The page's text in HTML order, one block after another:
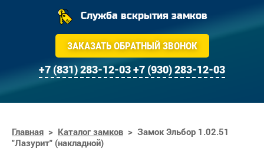
Главная > Каталог замков > Замок Эльбор 1.02.51
"Лазурит" (накладной)
Служба вскрытия замков
ЗАКАЗАТЬ ОБРАТНЫЙ ЗВОНОК
+7 (831) 283-12-03+7 (930) 283-12-03